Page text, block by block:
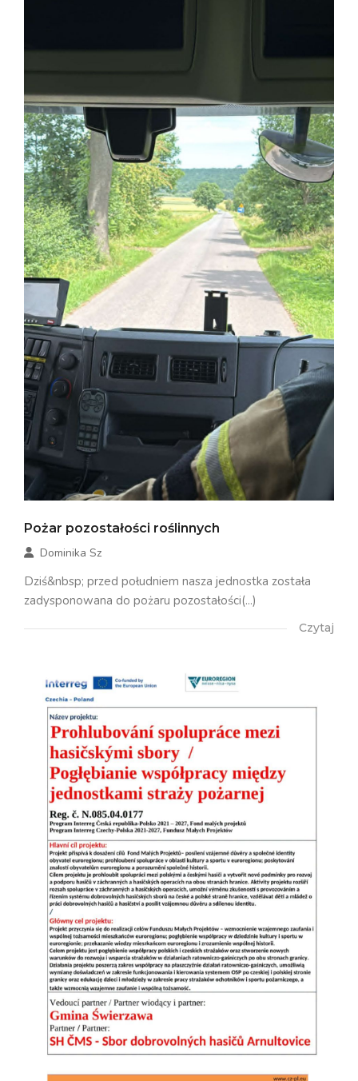
Pożar pozostałości roślinnych
Dominika Sz
Dziś&nbsp; przed południem nasza jednostka została
zadysponowana do pożaru pozostałości(...)
Czytaj